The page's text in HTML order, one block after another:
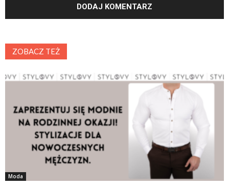
ZOBACZ TEŻ
Moda